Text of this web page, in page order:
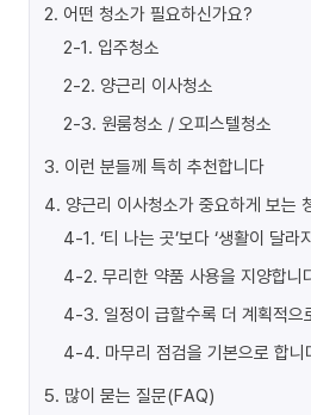
2. 어떤 청소가 필요하신가요?
2-1. 입주청소
2-2. 양근리 이사청소
2-3. 원룸청소 / 오피스텔청소
3. 이런 분들께 특히 추천합니다
4. 양근리 이사청소가 중요하게 보는
4-1. ‘티 나는 곳’보다 ‘생활이 달
4-2. 무리한 약품 사용을 지양합니
4-3. 일정이 급할수록 더 계획적으
4-4. 마무리 점검을 기본으로 합니
5. 많이 묻는 질문(FAQ)